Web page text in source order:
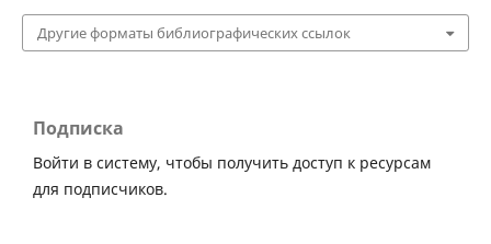
Другие форматы библиографических ссылок
Подписка
Войти в систему, чтобы получить доступ к ресурсам
для подписчиков.